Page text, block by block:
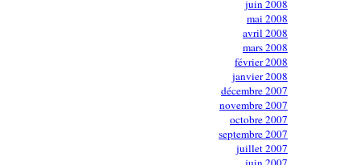
juin 2008
mai 2008
avril 2008
mars 2008
février 2008
janvier 2008
décembre 2007
novembre 2007
octobre 2007
septembre 2007
juillet 2007